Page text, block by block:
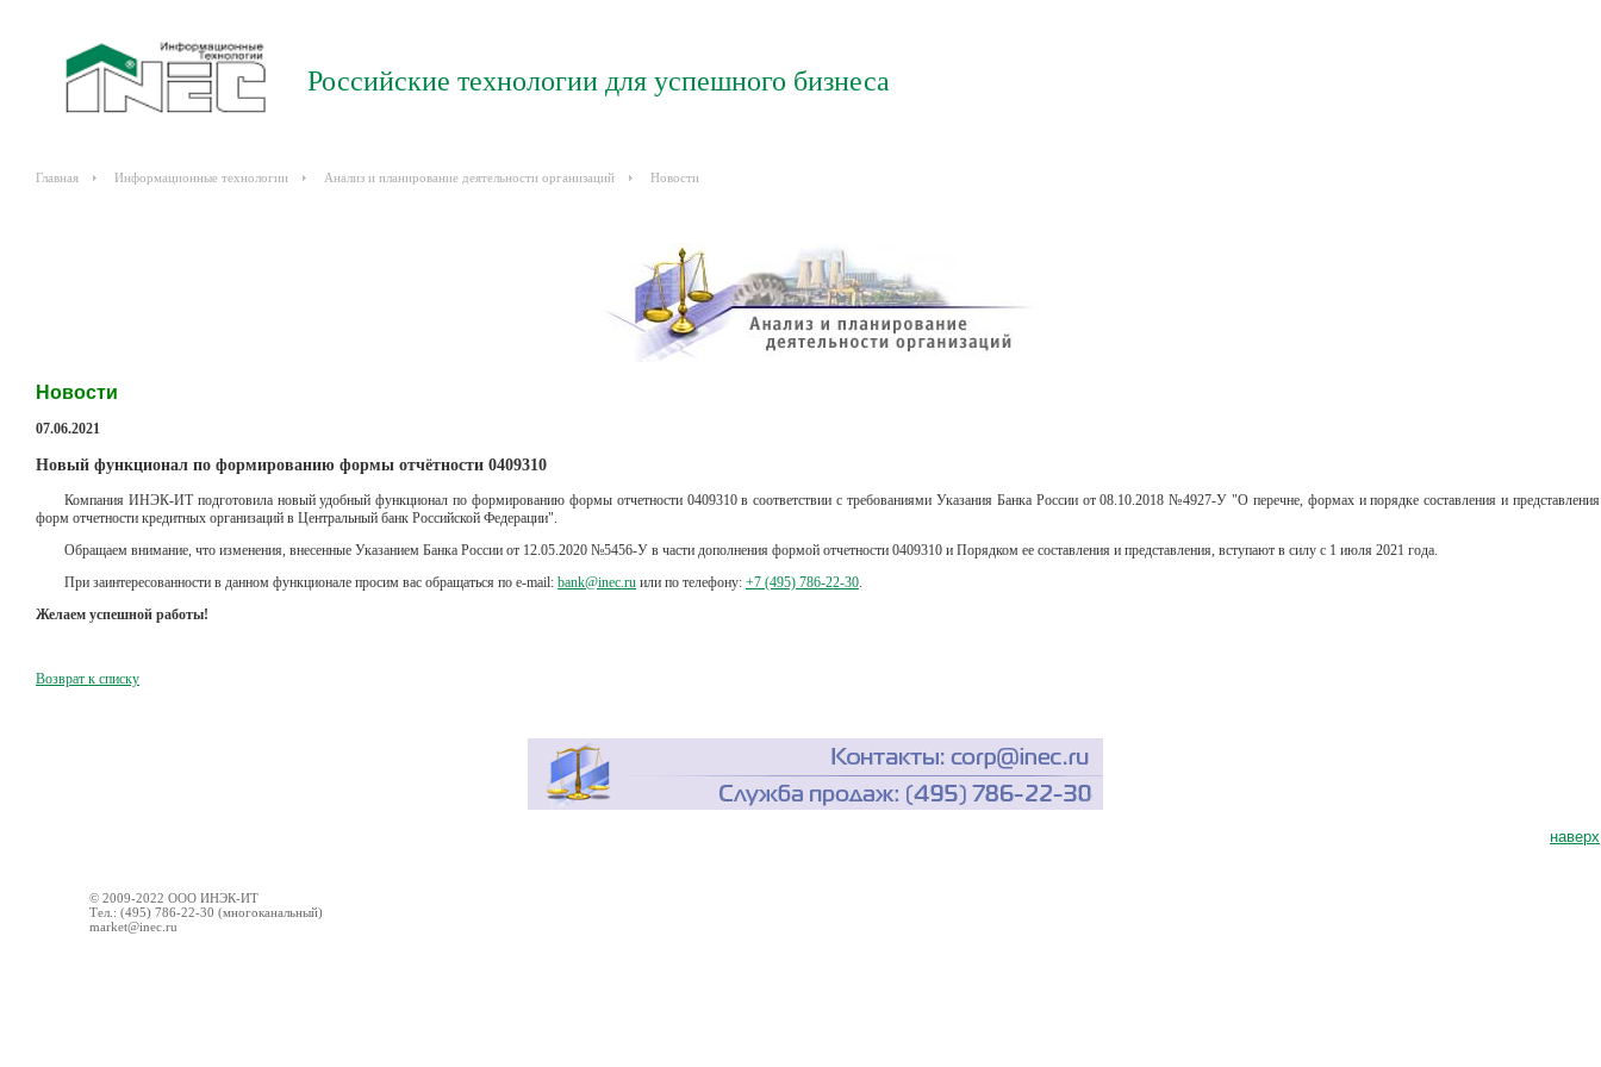
Российские технологии для успешного бизнеса
Главная Информационные технологии Анализ и планирование деятельности организаций Новости
Новости
07.06.2021
Новый функционал по формированию формы отчётности 0409310
Компания ИНЭК-ИТ подготовила новый удобный функционал по формированию формы отчетности 0409310 в соответствии с требованиями Указания Банка России от 08.10.2018 №4927-У "О перечне, формах и порядке составления и представления
форм отчетности кредитных организаций в Центральный банк Российской Федерации".
Обращаем внимание, что изменения, внесенные Указанием Банка России от 12.05.2020 №5456-У в части дополнения формой отчетности 0409310 и Порядком ее составления и представления, вступают в силу с 1 июля 2021 года.
При заинтересованности в данном функционале просим вас обращаться по e-mail: bank@inec.ru или по телефону: +7 (495) 786-22-30.
Желаем успешной работы!
Возврат к списку
наверх
© 2009-2022 ООО ИНЭК-ИТ
Тел.: (495) 786-22-30 (многоканальный)
market@inec.ru